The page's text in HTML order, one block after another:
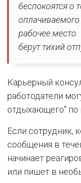
беспокоятся о
оплачиваемого
рабочее
берут тихий
Карьерный
работодатели
отдыхающего" по
Если сотрудник,
сообщения в
начинает
или пишет в